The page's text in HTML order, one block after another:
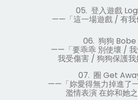
05. 登入遊戲
—— 「這一場遊戲 / 有我
06. 狗狗 Bobe
—— 「要乖乖 別使壞 /
我受傷害 / 狗狗保護我
07. 圈 Get
—— 「妳愛得無力掉進了
濫情表演 在妳和她之